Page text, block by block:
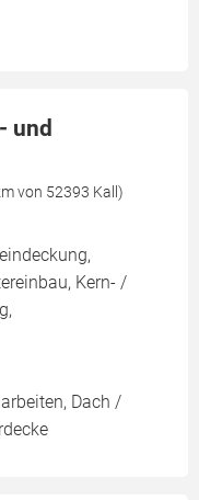
und
von 52393 Kall)
Kern- /
Dach /